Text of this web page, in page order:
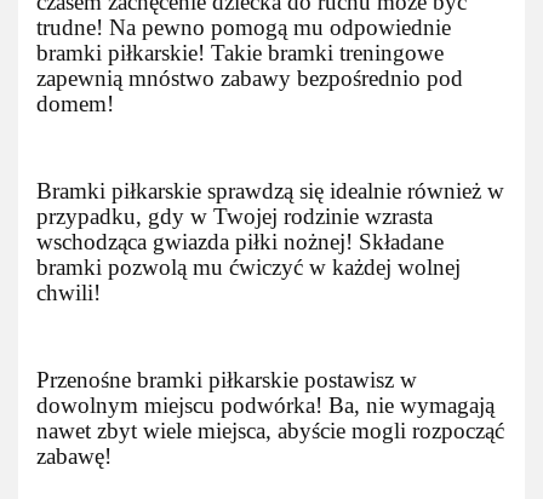
trudne! Na pewno pomogą mu odpowiednie
bramki piłkarskie! Takie bramki treningowe
zapewnią mnóstwo zabawy bezpośrednio pod
domem!
Bramki piłkarskie sprawdzą się idealnie również w
przypadku, gdy w Twojej rodzinie wzrasta
wschodząca gwiazda piłki nożnej! Składane
bramki pozwolą mu ćwiczyć w każdej wolnej
chwili!
Przenośne bramki piłkarskie postawisz w
dowolnym miejscu podwórka! Ba, nie wymagają
nawet zbyt wiele miejsca, abyście mogli rozpocząć
zabawę!